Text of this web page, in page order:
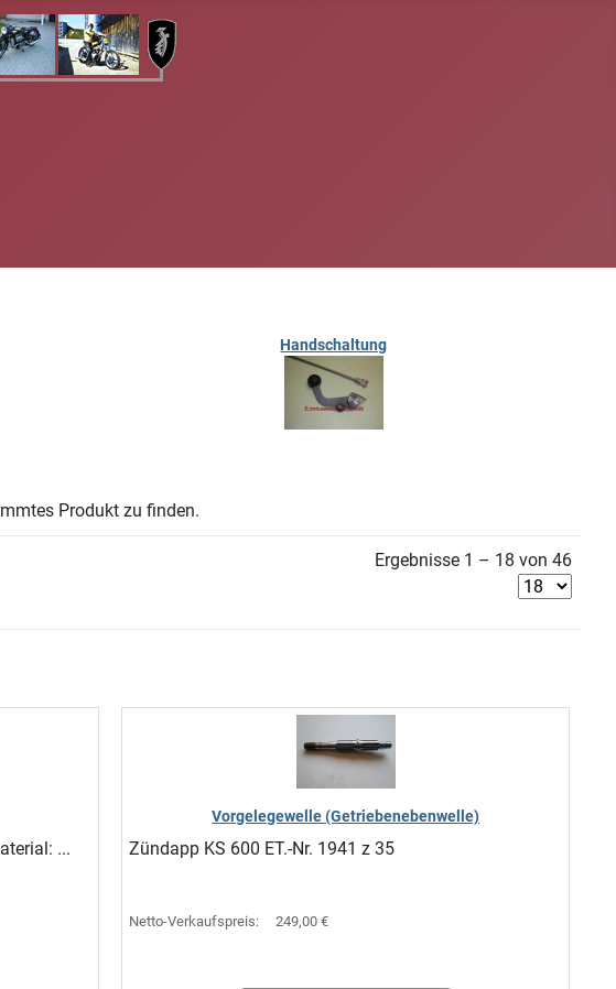
Handschaltung
Produkt zu finden.
Ergebnisse 1 – 18 von 46
...
Vorgelegewelle (Getriebenebenwelle)
Zündapp KS 600 ET.-Nr. 1941 z 35
Netto-Verkaufspreis: 249,00 €